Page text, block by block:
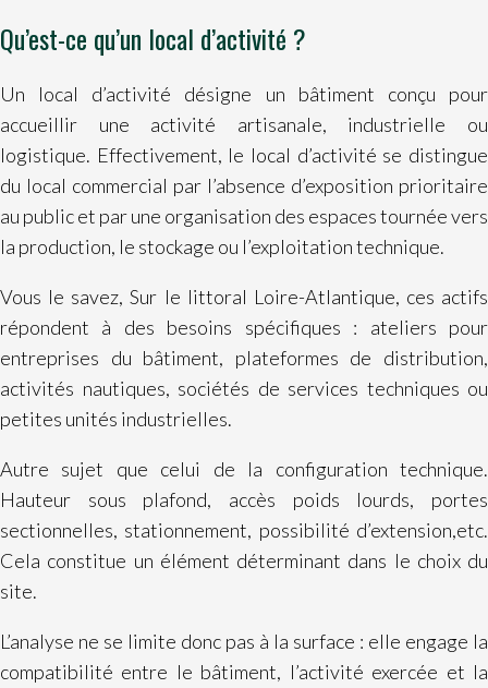
Qu’est-ce qu’un local d’activité ?
Un local d’activité désigne un bâtiment conçu pour
accueillir une activité artisanale, industrielle ou
logistique. Effectivement, le local d’activité se distingue
du local commercial par l’absence d’exposition prioritaire
au public et par une organisation des espaces tournée vers
la production, le stockage ou l’exploitation technique.
Vous le savez, Sur le littoral Loire-Atlantique, ces actifs
répondent à des besoins spécifiques : ateliers pour
entreprises du bâtiment, plateformes de distribution,
activités nautiques, sociétés de services techniques ou
petites unités industrielles.
Autre sujet que celui de la configuration technique.
Hauteur sous plafond, accès poids lourds, portes
sectionnelles, stationnement, possibilité d’extension,etc.
Cela constitue un élément déterminant dans le choix du
site.
L’analyse ne se limite donc pas à la surface : elle engage la
compatibilité entre le bâtiment, l’activité exercée et la